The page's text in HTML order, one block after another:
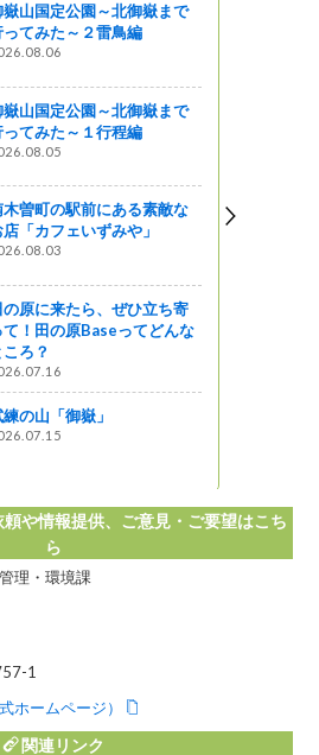
嶽山国定公園～北御嶽まで
ってみた～２雷鳥編
嶽山国定公園～北御嶽まで
ってみた～１行程編
木曽町の駅前にある素敵な
店「カフェいずみや」
の原に来たら、ぜひ立ち寄
て！田の原Baseってどんな
ころ？
の山「御嶽」
頼や情報提供、ご意見・ご要望はこち
ら
理・環境課
1
ホームページ）
関連リンク